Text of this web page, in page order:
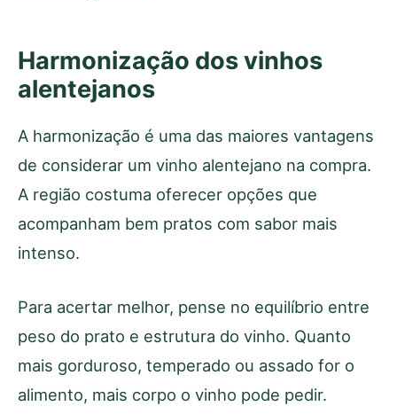
Harmonização dos vinhos
alentejanos
A harmonização é uma das maiores vantagens
de considerar um vinho alentejano na compra.
A região costuma oferecer opções que
acompanham bem pratos com sabor mais
intenso.
Para acertar melhor, pense no equilíbrio entre
peso do prato e estrutura do vinho. Quanto
mais gorduroso, temperado ou assado for o
alimento, mais corpo o vinho pode pedir.